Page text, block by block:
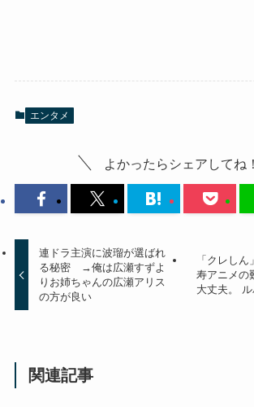
エンタメ
よかったらシェアしてね！
連ドラ主演に波瑠が選ばれ
る秘密 →俺は広瀬すずよ
りお姉ちゃんの広瀬アリス
の方が良い
「クレし
寿アニメの
大丈夫。
関連記事